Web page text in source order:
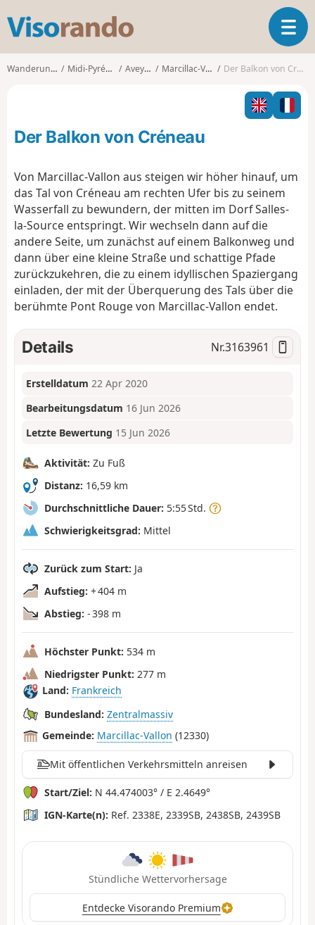
s
o
o
T
o
g
l
n
g
t
o
Wanderungen Midi-Pyrénées Aveyron Marcillac-Vallon Der Balkon von Créneau
Der Balkon von Créneau
Von Marcillac-Vallon aus steigen wir höher hinauf, um
das Tal von Créneau am rechten Ufer bis zu seinem
Wasserfall zu bewundern, der mitten im Dorf Salles-
la-Source entspringt. Wir wechseln dann auf die
andere Seite, um zunächst auf einem Balkonweg und
dann über eine kleine Straße und schattige Pfade
zurückzukehren, die zu einem idyllischen Spaziergang
einladen, der mit der Überquerung des Tals über die
berühmte Pont Rouge von Marcillac-Vallon endet.
Details Nr.3163961
Erstelldatum 22 Apr 2020
Bearbeitungsdatum 16 Jun 2026
Letzte Bewertung 15 Jun 2026
Aktivität: Zu Fuß
Distanz: 16,59 km
Durchschnittliche Dauer: 5:55 Std.
Schwierigkeitsgrad: Mittel
Zurück zum Start: Ja
Aufstieg: + 404 m
Abstieg: - 398 m
Höchster Punkt: 534 m
Niedrigster Punkt: 277 m
Land: Frankreich
Bundesland: Zentralmassiv
Gemeinde: Marcillac-Vallon (12330)
Mit öffentlichen Verkehrsmitteln anreisen
Start/Ziel: N 44.474003° / E 2.4649°
IGN-Karte(n): Ref. 2338E, 2339SB, 2438SB, 2439SB
Stündliche Wettervorhersage
Entdecke Visorando Premium